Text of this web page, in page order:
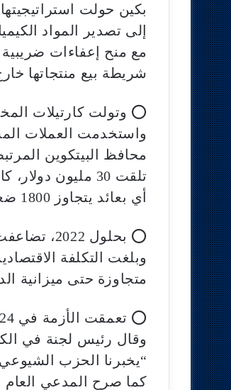
بكين حولت
إلى تصدير المواد
مع منح إعفاءات
شريطة بيع منتجاتها
⭕ وتولت كارتيلات
واستخدمت العملات
محافظ البيتكوين
تلقت 30 مليون دولار، كافية لإنتاج فنتانيل بقيمة 54 مليار دولار
أي بعائد يتجاوز 1800 ضعف الاستثمار الأصلي.
⭕ بحلول 2022، تضاعفت الوفيات 23 مرة لتصل للتجاوز 73 ألف حالة سنوياً.
وبلغت التكلفة الاقتصادية للأزمة 1.5
متجاوزة حتى ميزانية
⭕ تعمقت الأزمة في 2024 بعد تصعيد الاتهامات للصين.
وقال رئيس لجنة في
“يخبرنا الحزب الشيوعي
كما صرح المدعي العام